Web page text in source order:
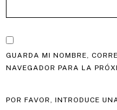
GUARDA MI NOMBRE,
NAVEGADOR PARA LA
POR FAVOR, INTRODUCE